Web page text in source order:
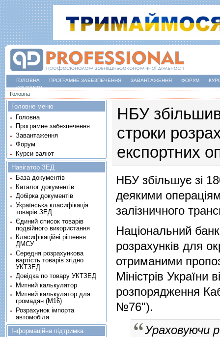
ГОЛОВНА ПРОГРАМНЕ ЗАБЕЗПЕЧЕННЯ ЗАВАНТАЖЕННЯ ФОРУМ
КОНТАКТИ
Ви є тут
Головна
НБУ
строки
експортних
НБУ збільшує зі
деякими
залізничного
Національний
розрахунків для
отриманими
Міністрів
розпорядження
№76").
Ураховуючи
Головне меню
Головна
Програмне забезпечення
Завантаження
Форум
Курси валют
Навігатор ЗЕД
База документів
Каталог документів
Добірка документів
Українська класифікація
товарів ЗЕД
Єдиний список товарів
подвійного використання
Класифікаційні рішення
ДМСУ
Середня розрахункова
вартість товарів згідно
УКТЗЕД
Довідка по товару УКТЗЕД
Митний калькулятор
Митний калькулятор для
громадян (М16)
Розрахунок імпорта
автомобіля
Інформаційна підтримка